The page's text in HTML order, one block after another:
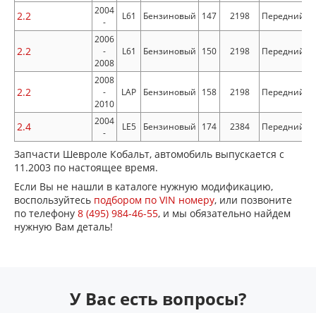
2.2
2004
-
L61 Бензиновый 147 2198 Передний
2.2
2006
-
2008
L61 Бензиновый 150 2198 Передний
2.2
2008
-
2010
LAP Бензиновый 158 2198 Передний
2.4
2004
-
LE5 Бензиновый 174 2384 Передний
Запчасти Шевроле Кобальт, автомобиль выпускается с
11.2003 по настоящее время.
Если Вы не нашли в каталоге нужную модификацию,
воспользуйтесь подбором по VIN номеру, или позвоните
по телефону 8 (495) 984-46-55, и мы обязательно найдем
нужную Вам деталь!
У Вас есть вопросы?